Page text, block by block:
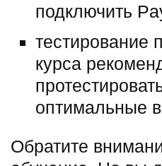
подключить
тестирование
курса
оптимальные
Обратите